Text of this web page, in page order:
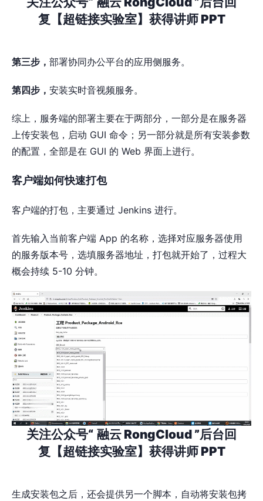
复【超链接实验室】获得讲师 PPT
第三步， 部署协同办公平台的应用侧服务。
第四步， 安装实时音视频服务。
综上，服务端的部署主要在于两部分，一部分是在服务器
上传安装包，启动 GUI 命令；另一部分就是所有安装参数
的配置，全部是在 GUI 的 Web 界面上进行。
客户端如何快速打包
客户端的打包，主要通过 Jenkins 进行。
首先输入当前客户端 App 的名称，选择对应服务器使用
的服务版本号，选填服务器地址，打包就开始了，过程大
概会持续 5-10 分钟。
关注公众号“ 融云 RongCloud ”后台回
复【超链接实验室】获得讲师 PPT
生成安装包之后，还会提供另一个脚本，自动将安装包拷